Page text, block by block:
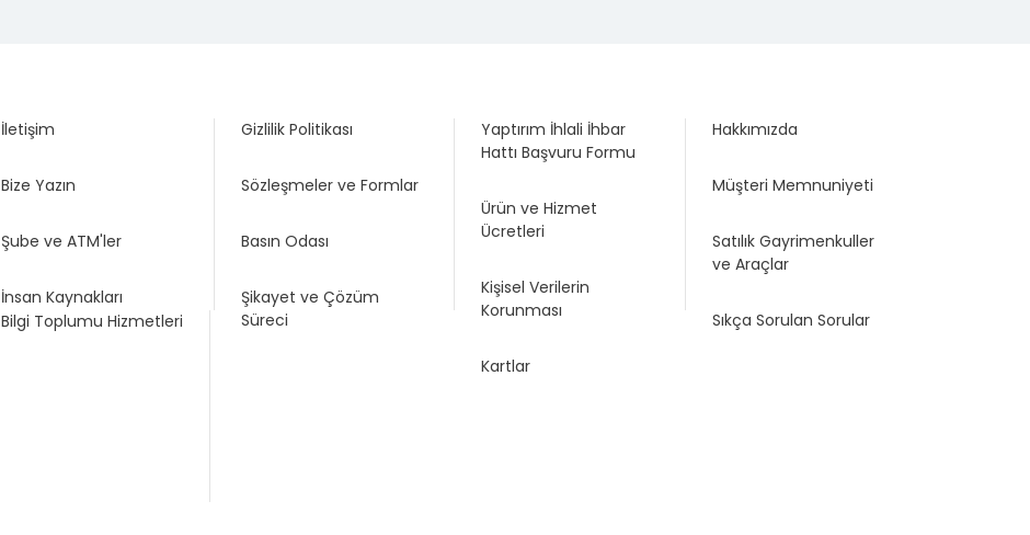
İletişim
Bize Yazın
Şube ve ATM'ler
İnsan Kaynakları
Gizlilik Politikası
Sözleşmeler ve Formlar
Basın Odası
Şikayet ve Çözüm
Süreci
Yaptırım İhlali İhbar
Hattı Başvuru Formu
Ürün ve Hizmet
Ücretleri
Kişisel Verilerin
Korunması
Kartlar
Hakkımızda
Müşteri Memnuniyeti
Satılık Gayrimenkuller
ve Araçlar
Sıkça Sorulan Sorular
Bilgi Toplumu Hizmetleri